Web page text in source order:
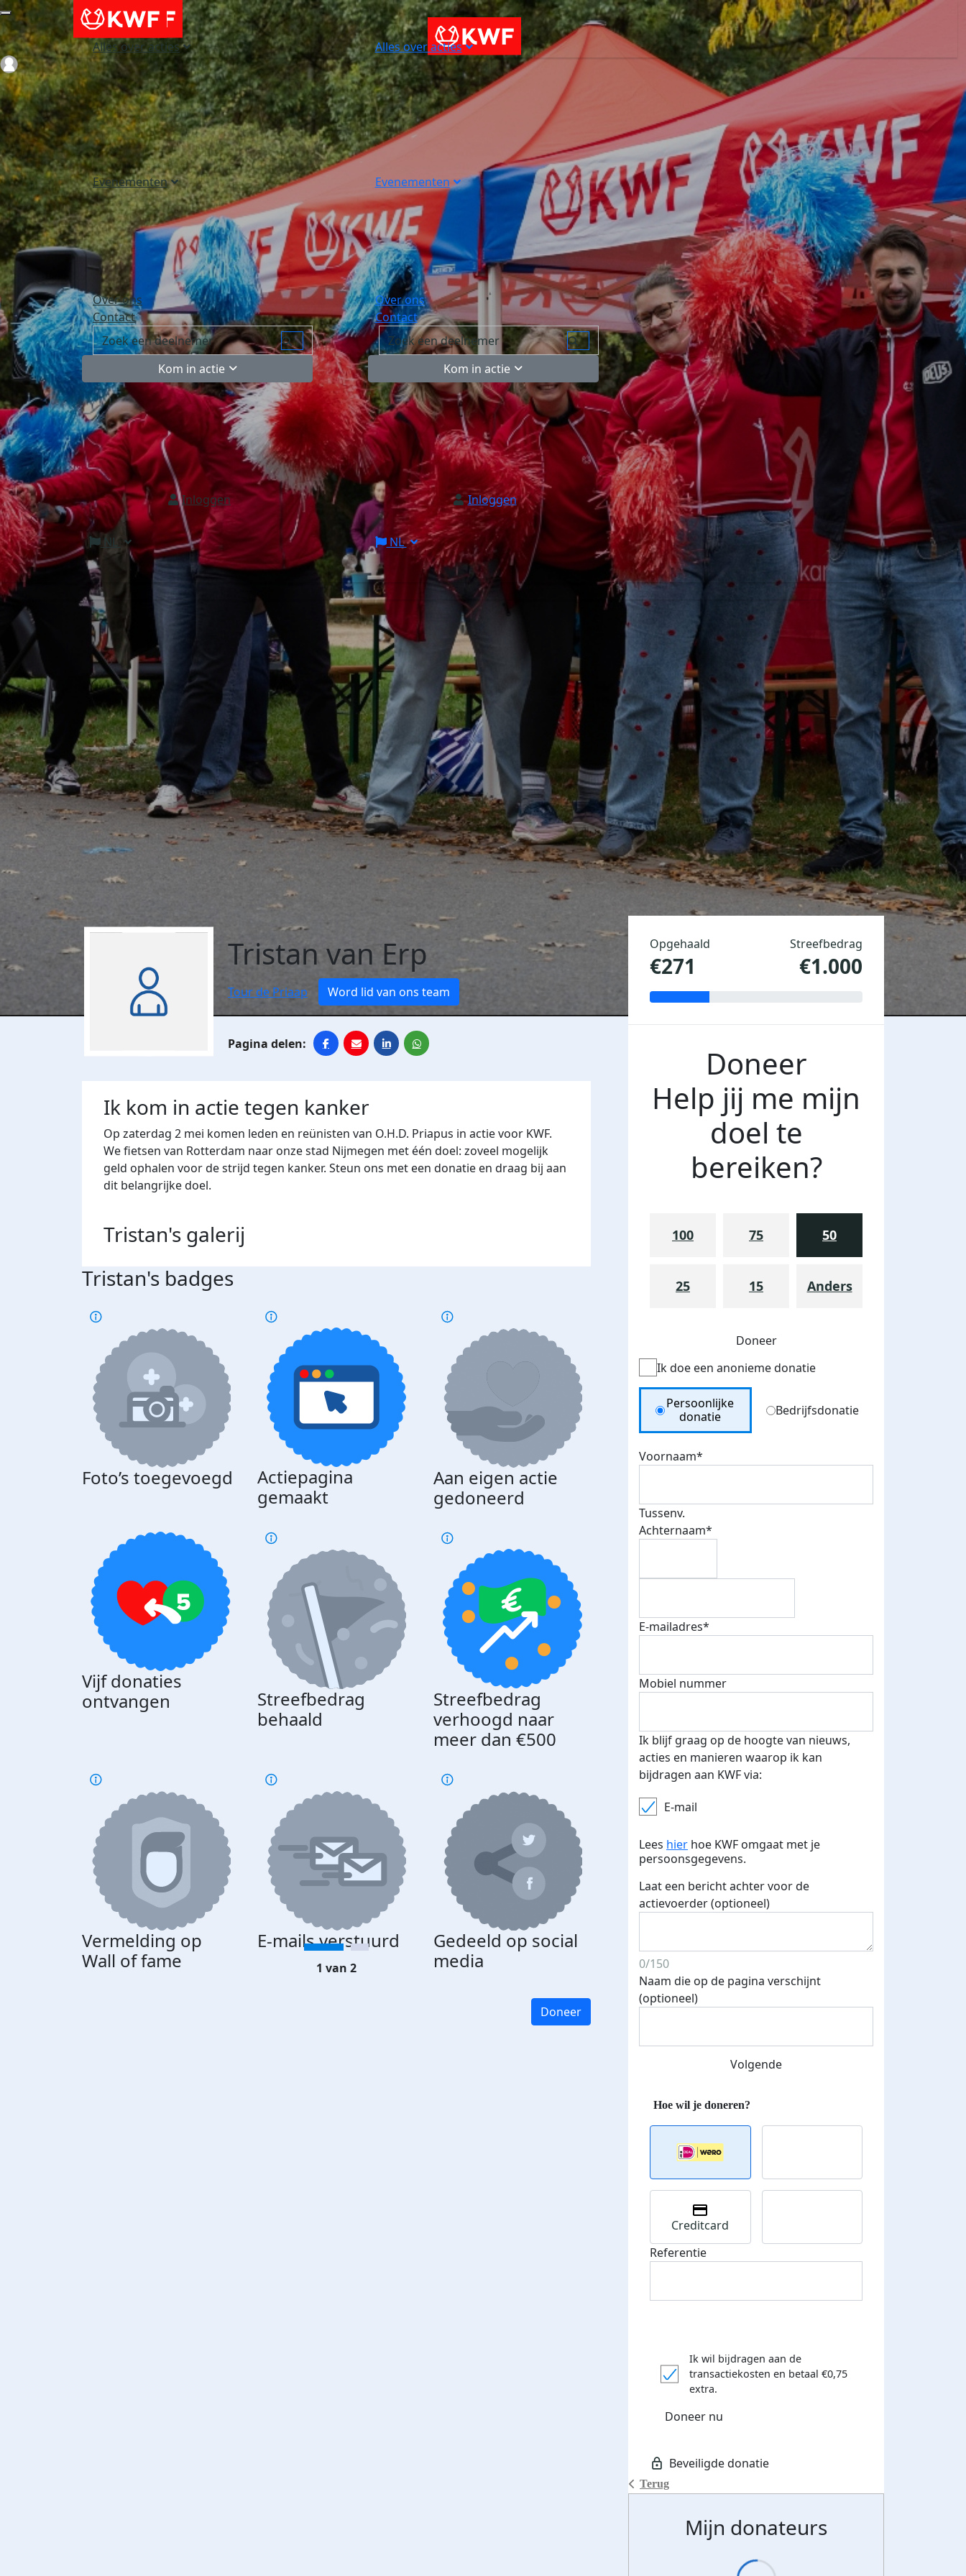
Alles over acties
Evenementen
Over ons
Contact
Kom in actie
Inloggen
NL
Alles over acties
Evenementen
Over ons
Contact
Kom in actie
Inloggen
NL
Login
Tristan van Erp
Tour de Priaap Word lid van ons team
Ik kom in actie tegen kanker
Op zaterdag 2 mei komen leden en reünisten van O.H.D. Priapus in actie voor KWF.
We fietsen van Rotterdam naar onze stad Nijmegen met één doel: zoveel mogelijk
geld ophalen voor de strijd tegen kanker. Steun ons met een donatie en draag bij aan
dit belangrijke doel.
Tristan's galerij
Tristan's badges
Foto’s toegevoegd
Actiepagina
gemaakt
Aan eigen actie
gedoneerd
Vijf donaties
ontvangen
Streefbedrag
behaald
Streefbedrag
verhoogd naar
meer dan €500
Vermelding op
Wall of fame
E-mails verstuurd
Gedeeld op social
media
bedankt
1 van 2
Doneer
Opgehaald
€271
Streefbedrag
€1.000
Doneer
Help jij me mijn
doel te
bereiken?
100 75 50
25 15 Anders
Doneer
Ik doe een anonieme donatie
Donation Type
Persoonlijke
donatie
Bedrijfsdonatie
Voornaam*
Tussenv.
Achternaam*
E-mailadres*
Mobiel nummer
Ik blijf graag op de hoogte van nieuws,
acties en manieren waarop ik kan
bijdragen aan KWF via:
E-mail
Lees hier hoe KWF omgaat met je
persoonsgegevens.
Laat een bericht achter voor de
actievoerder (optioneel)
0/150
Naam die op de pagina verschijnt
(optioneel)
Volgende
Terug
Creditcard
Referentie
Ik wil bijdragen aan de
transactiekosten en betaal €0,75
extra.
Doneer nu
Mijn donateurs